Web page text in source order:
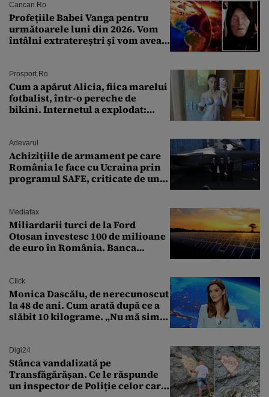
Cancan.ro
Profețiile Babei Vanga pentru
următoarele luni din 2026. Vom
întâlni extratereștri și vom avea
Prosport.ro
Cum a apărut Alicia, fiica marelui
fotbalist, într-o pereche de
bikini. Internetul a explodat:
Adevarul
Achizițiile de armament pe care
România le face cu Ucraina prin
programul SAFE, criticate de un
Mediafax
Miliardarii turci de la Ford
Otosan investesc 100 de milioane
de euro în România. Banca
Click
Monica Dascălu, de nerecunoscut
la 48 de ani. Cum arată după ce a
slăbit 10 kilograme. „Nu mă simt
Digi24
Stânca vandalizată pe
Transfăgărășan. Ce le răspunde
un inspector de Poliție celor care